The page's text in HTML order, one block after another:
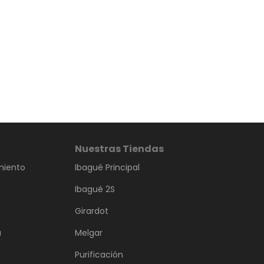
Nuestras Tiendas
Ibagué Principal
Ibagué 2S
Girardot
Melgar
Purificación